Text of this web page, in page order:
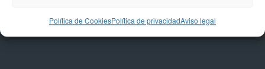
Política de CookiesPolítica de privacidadAviso legal